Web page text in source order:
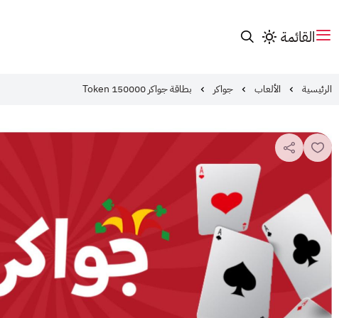
القائمة
الرئيسية الألعاب جواكر بطاقة جواكر 150000 Token